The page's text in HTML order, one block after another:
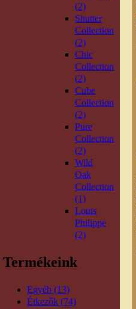
(2)
Shutter
Collection
(2)
Chic
Collection
(2)
Cube
Collection
(2)
Pure
Collection
(2)
Wild
Oak
Collection
(1)
Louis
Philippe
(2)
Termékeink
Egyéb (13)
Étkezők (74)